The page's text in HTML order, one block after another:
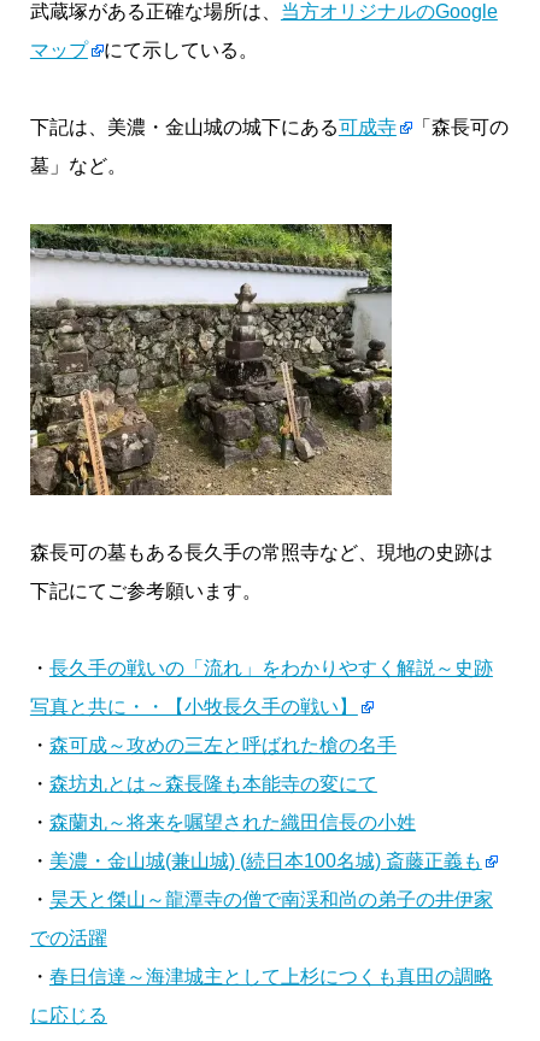
武蔵塚がある正確な場所は、 当方オリジナルのGoogle
マップ
にて示している。
下記は、美濃・金山城の城下にある可成寺
「森長可の
墓」など。
森長可の墓もある長久手の常照寺など、現地の史跡は
下記にてご参考願います。
・ 長久手の戦いの「流れ」をわかりやすく解説～史跡
写真と共に・・【小牧長久手の戦い】
・ 森可成～攻めの三左と呼ばれた槍の名手
・ 森坊丸とは～森長隆も本能寺の変にて
・ 森蘭丸～将来を嘱望された織田信長の小姓
・ 美濃・金山城(兼山城) (続日本100名城) 斎藤正義も
・ 昊天と傑山～龍潭寺の僧で南渓和尚の弟子の井伊家
での活躍
・ 春日信達～海津城主として上杉につくも真田の調略
に応じる